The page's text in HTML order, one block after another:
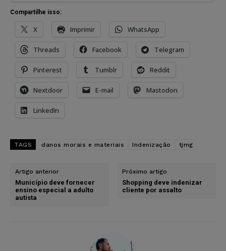
Compartilhe isso:
X Imprimir WhatsApp
Threads Facebook Telegram
Pinterest Tumblr Reddit
Nextdoor E-mail Mastodon
LinkedIn
TAGS danos morais e materiais Indenização tjmg
Artigo anterior
Município deve fornecer
ensino especial a adulto
autista
Próximo artigo
Shopping deve indenizar
cliente por assalto